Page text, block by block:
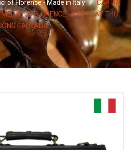
of Florence - Made in Italy / CẶP DA
OF FLORENCE - SẢN XUẤT THỦ
TẠI ITALIA